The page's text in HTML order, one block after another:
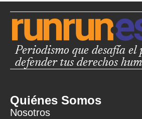
Periodismo que desafía el
defender tus derechos
Quiénes Somos
Nosotros